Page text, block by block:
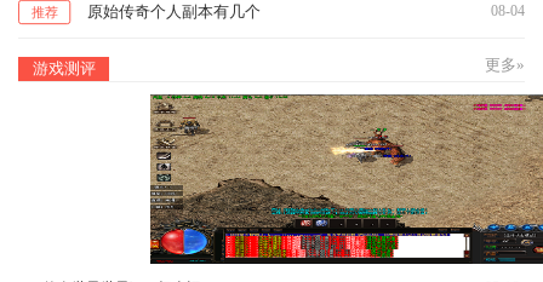
推荐 原始传奇个人副本有几个 08-04
游戏测评 更多»